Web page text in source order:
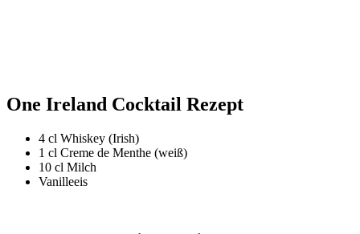
One Ireland Cocktail Rezept
4 cl Whiskey (Irish)
1 cl Creme de Menthe (weiß)
10 cl Milch
Vanilleeis